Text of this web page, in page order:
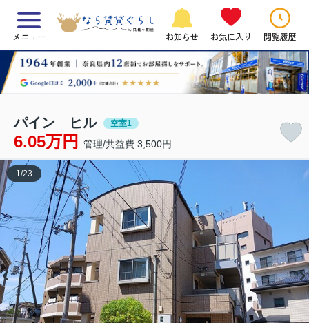
メニュー お知らせ お気に入り 閲覧履歴
パイン ヒル 空室1
6.05万円 管理/共益費 3,500円
1/23